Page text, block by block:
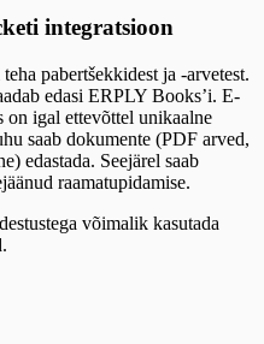
integratsioon
pabertšekkidest ja -arvetest.
edasi ERPLY Books’i. E-
on igal ettevõttel unikaalne
saab dokumente (PDF arved,
edastada. Seejärel saab
raamatupidamise.
võimalik kasutada